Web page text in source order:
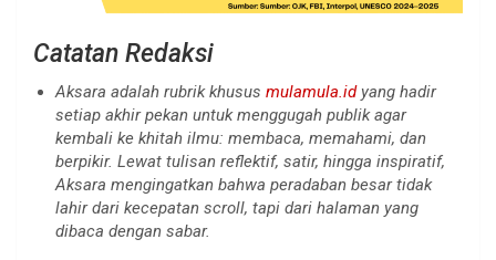
Catatan Redaksi
Aksara adalah rubrik khusus mulamula.id yang hadir
setiap akhir pekan untuk menggugah publik agar
kembali ke khitah ilmu: membaca, memahami, dan
berpikir. Lewat tulisan reflektif, satir, hingga inspiratif,
Aksara mengingatkan bahwa peradaban besar tidak
lahir dari kecepatan scroll, tapi dari halaman yang
dibaca dengan sabar.